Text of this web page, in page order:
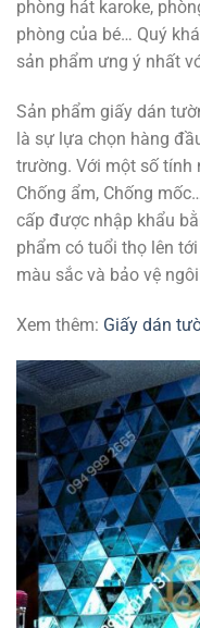
phòng hát karoke,
phòng của bé… Quý
sản phẩm ưng ý nhất
Sản phẩm giấy dán
là sự lựa chọn hàng
trường. Với một số tính
Chống ẩm, Chống
cấp được nhập khẩu
phẩm có tuổi thọ lên
màu sắc và bảo vệ
Xem thêm: Giấy dán